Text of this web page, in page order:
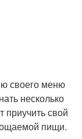
своего меню
несколько
свой
пищи.